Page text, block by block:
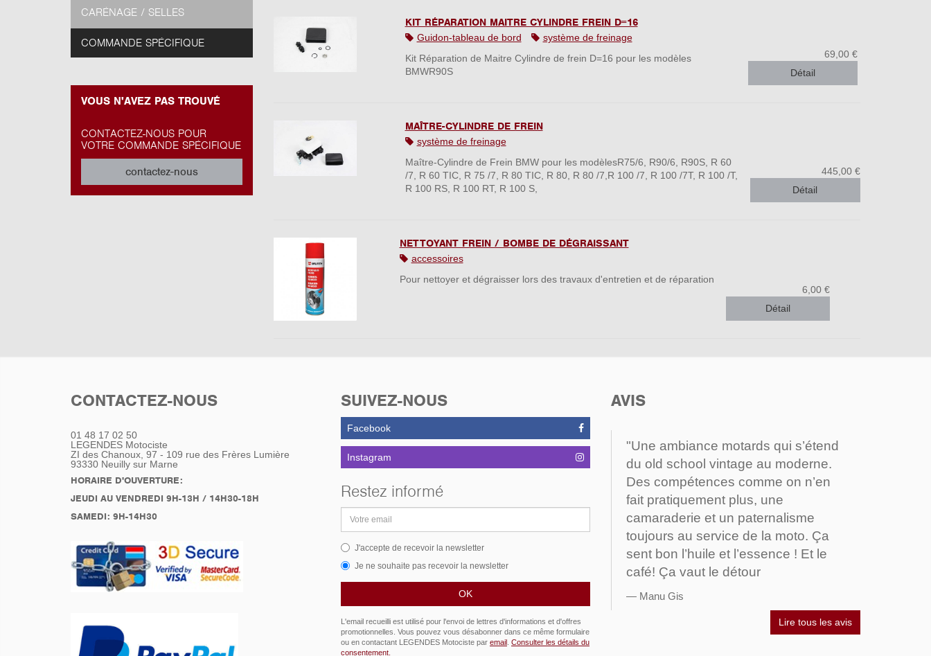
KIT RÉPARATION MAITRE CYLINDRE FREIN D=16
Guidon-tableau de bord
système de freinage
Kit Réparation de Maitre Cylindre de frein D=16 pour les modèles
BMWR90S
69,00 €
Détail
MAÎTRE-CYLINDRE DE FREIN
système de freinage
Maître-Cylindre de Frein BMW pour les modèlesR75/6, R90/6, R90S, R 60
/7, R 60 TIC, R 75 /7, R 80 TIC, R 80, R 80 /7,R 100 /7, R 100 /7T, R 100 /T,
R 100 RS, R 100 RT, R 100 S,
445,00 €
Détail
NETTOYANT FREIN / BOMBE DE DÉGRAISSANT
accessoires
Pour nettoyer et dégraisser lors des travaux d'entretien et de réparation
6,00 €
Détail
CARÉNAGE / SELLES
COMMANDE SPÉCIFIQUE
VOUS N'AVEZ PAS TROUVÉ
CONTACTEZ-NOUS POUR
VOTRE COMMANDE SPÉCIFIQUE
contactez-nous
CONTACTEZ-NOUS
01 48 17 02 50
LEGENDES Motociste
ZI des Chanoux, 97 - 109 rue des Frères Lumière
93330 Neuilly sur Marne
HORAIRE D'OUVERTURE:
JEUDI AU VENDREDI 9H-13H / 14H30-18H
SAMEDI: 9H-14H30
SUIVEZ-NOUS
Facebook
Instagram
Restez informé
email
J'accepte de recevoir la newsletter
Je ne souhaite pas recevoir la newsletter
L'email recueilli est utilisé pour l'envoi de lettres d'informations et d'offres
promotionnelles. Vous pouvez vous désabonner dans ce même formulaire
ou en contactant LEGENDES Motociste par email Consulter les détails du
consentement.
AVIS
"Une ambiance motards qui s’étend
du old school vintage au moderne.
Des compétences comme on n’en
fait pratiquement plus, une
camaraderie et un paternalisme
toujours au service de la moto. Ça
sent bon l’huile et l’essence ! Et le
café! Ça vaut le détour
Manu Gis
Lire tous les avis